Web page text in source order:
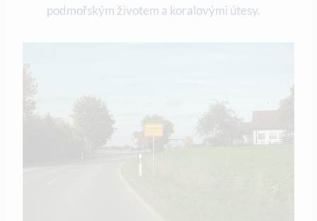
podmořským životem a koralovými útesy.